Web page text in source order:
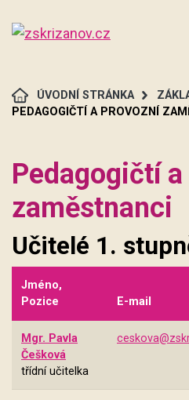
ÚVODNÍ STRÁNKA
PEDAGOGIČTÍ A PROVOZNÍ
Pedagogičtí
zaměstnanci
Učitelé 1.
Jméno,
Pozice
E-mail
Mgr. Pavla
Češková
třídní učitelka